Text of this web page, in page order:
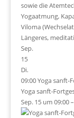
sowie die
Yogaatmung,
Viloma
Längeres,
Sep.
15
Di.
09:00Yoga sanft-
Yoga sanft-
Sep. 15 um 09:00